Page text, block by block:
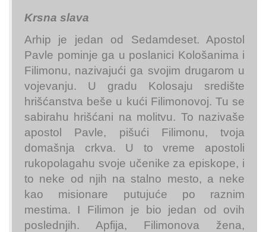
Krsna slava
Arhip je jedan od Sedamdeset. Apostol
Pavle pominje ga u poslanici Kološanima i
Filimonu, nazivajući ga svojim drugarom u
vojevanju. U gradu Kolosaju središte
hrišćanstva beše u kući Filimonovoj. Tu se
sabirahu hrišćani na molitvu. To nazivaše
apostol Pavle, pišući Filimonu, tvoja
domašnja crkva. U to vreme apostoli
rukopolagahu svoje učenike za episkope, i
to neke od njih na stalno mesto, a neke
kao misionare putujuće po raznim
mestima. I Filimon je bio jedan od ovih
poslednjih. Apfija, Filimonova žena,